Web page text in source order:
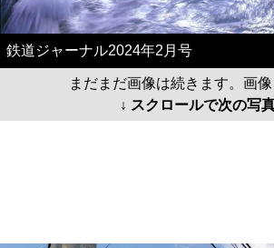
鉄道ジャーナル2024年2月号
まだまだ画像は続きます。画像
↓ スクロールで次の写